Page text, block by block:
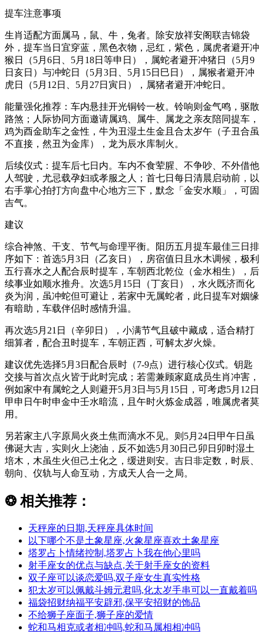
提车注意事项
生肖适配方面属马，鼠、牛，兔者。除安放祥安阁联吉锦袋
外，提车当日宜穿蓝，黑色衣物，忌红，紫色，属虎者避开冲
猴日（5月6日、5月18日等申日），属蛇者避开冲猪日（5月9
日亥日）与冲蛇日（5月3日、5月15日巳日），属猴者避开冲
虎日（5月12日、5月27日寅日），属猪者避开冲蛇日。
能量强化推荐：车内悬挂开光铜铃一枚。铃响则金气鸣，驱散
路煞；人际协同方面邀请属鸡、属牛、属龙之亲友陪同提车，
鸡为酉金助车之金性，牛为丑湿土生金且合太岁午（子丑合虽
不直接，然丑为金库），龙为辰水库制火。
后续仪式：提车后七日内。车内不食荤腥、不争吵、不外借他
人驾驶，尤忌载孕妇或孝服之人；首七日每日清晨启动前，以
右手掌心拍打方向盘中心地方三下，默念「金安水顺」，可固
吉气。
建议
综合神煞、干支、节气与命理平衡。阳历五月提车最佳三日排
序如下：首选5月3日（乙亥日），房宿值日且水木调候，极利
五行喜水之人配合辰时提车，车朝西北乾位（金水相生），后
续事业如顺水推舟。次选5月15日（丁亥日），水火既济而化
炎为润，虽冲蛇但可避让，若家中无属蛇者，此日提车对姻缘
有暗助，车载伴侣时感情升温。
再次选5月21日（辛卯日），小满节气且破中藏成，适合精打
细算者，配合丑时提车，车朝正西，可解太岁火燥。
建议优先选择5月3日配合辰时（7-9点）进行核心仪式。钥匙
交接与首次点火皆于此时完成；若需兼顾家庭成员生肖冲害，
例如家中有属蛇之人则避开5月3日与5月15日，可考虑5月12日
甲申日午时申金中壬水暗流，且午时火炼金成器，唯属虎者莫
用。
另若家主八字原局火炎土焦而滴水不见。则5月24日甲午日虽
佛诞大吉，实则火上浇油，反不如选5月30日己卯日卯时湿土
培木，木虽生火但己土化之，缓进则安。吉日非定数，时辰、
朝向、仪轨与人命互动，方成天人合一之局。
❂ 相关推荐：
天秤座的日期,天秤座具体时间
以下哪个不是土象星座,火象星座喜欢土象星座
塔罗占卜情绪控制,塔罗占卜我在他心里吗
射手座女的优点与缺点,关于射手座女的资料
双子座可以谈恋爱吗,双子座女生真实性格
犯太岁可以佩戴斗姆元君吗,化太岁手串可以一直戴着吗
福袋招财纳福平安辟邪,保平安招财的饰品
不给狮子座面子,狮子座的爱情
蛇和马相克或者相冲吗,蛇和马属相相冲吗